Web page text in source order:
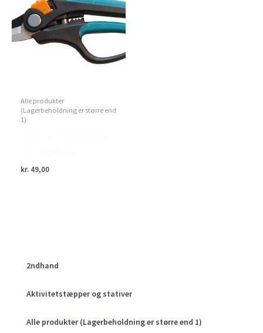
2ndhand
Aktivitetstæpper og stativer
Alle produkter (Lagerbeholdning er større end 1)
Alle produkter
(Lagerbeholdning er større end
1)
kr. 49,00